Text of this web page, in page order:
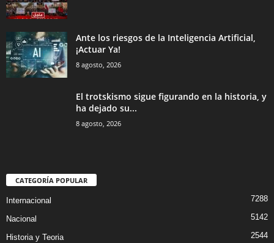
Ante los riesgos de la Inteligencia Artificial,
¡Actuar Ya!
8 agosto, 2026
El trotskismo sigue figurando en la historia, y
ha dejado su...
8 agosto, 2026
CATEGORÍA POPULAR
Internacional 7288
Nacional 5142
Historia y Teoria 2544